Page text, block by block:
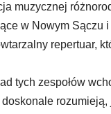
muzycznej
w Nowym Sączu
repertuar,
tych zespołów
doskonale